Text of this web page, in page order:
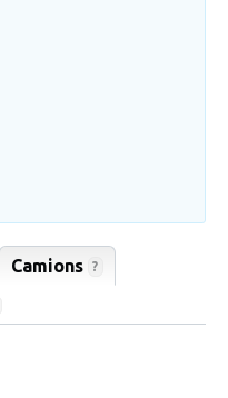
Camions ?